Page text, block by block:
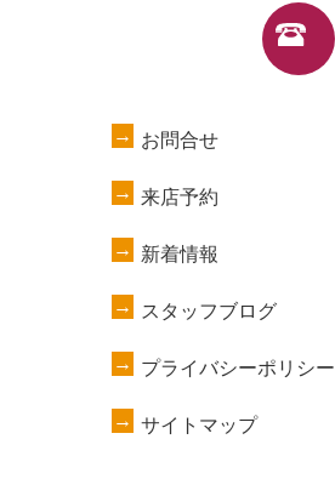
お問合せ
来店予約
新着情報
スタッフブログ
プライバシーポリシー
サイトマップ